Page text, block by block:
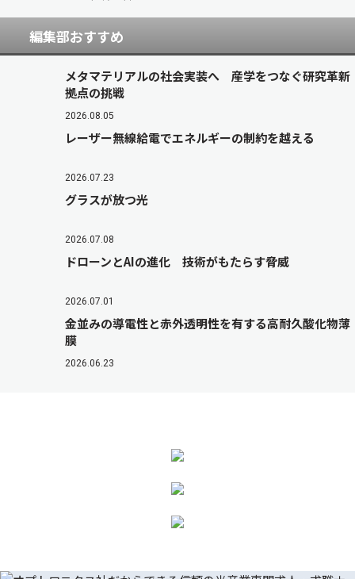
編集部おすすめ
メタマテリアルの社会実装へ 産学をつなぐ研究革新
拠点の挑戦
2026.08.05
レーザー無線給電でエネルギーの制約を越える
2026.07.23
グラスが放つ光
2026.07.08
ドローンとAIの進化 技術がもたらす脅威
2026.07.01
金並みの導電性と赤外透明性を有する高耐久酸化物薄
膜
2026.06.23